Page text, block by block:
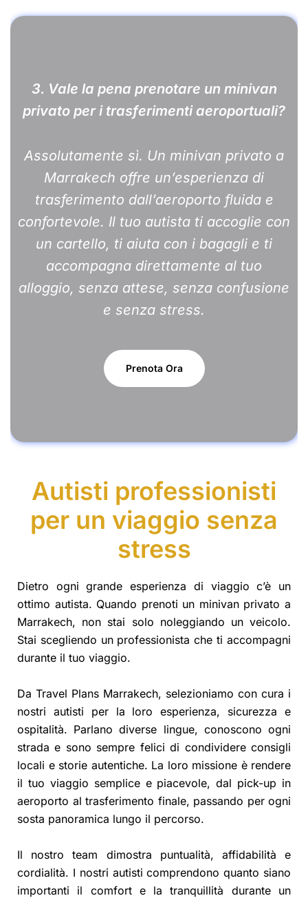
3. Vale la pena prenotare un minivan
privato per i trasferimenti aeroportuali?
Assolutamente sì. Un minivan privato a
Marrakech offre un’esperienza di
trasferimento dall’aeroporto fluida e
confortevole. Il tuo autista ti accoglie con
un cartello, ti aiuta con i bagagli e ti
accompagna direttamente al tuo
alloggio, senza attese, senza confusione
e senza stress.
Prenota Ora
Autisti professionisti
per un viaggio senza
stress
Dietro ogni grande esperienza di viaggio c’è un
ottimo autista. Quando prenoti un minivan privato a
Marrakech, non stai solo noleggiando un veicolo.
Stai scegliendo un professionista che ti accompagni
durante il tuo viaggio.
Da Travel Plans Marrakech, selezioniamo con cura i
nostri autisti per la loro esperienza, sicurezza e
ospitalità. Parlano diverse lingue, conoscono ogni
strada e sono sempre felici di condividere consigli
locali e storie autentiche. La loro missione è rendere
il tuo viaggio semplice e piacevole, dal pick-up in
aeroporto al trasferimento finale, passando per ogni
sosta panoramica lungo il percorso.
Il nostro team dimostra puntualità, affidabilità e
cordialità. I nostri autisti comprendono quanto siano
importanti il comfort e la tranquillità durante un